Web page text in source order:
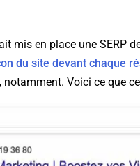
mis en place une SERP
du site devant chaque
Voici ce que